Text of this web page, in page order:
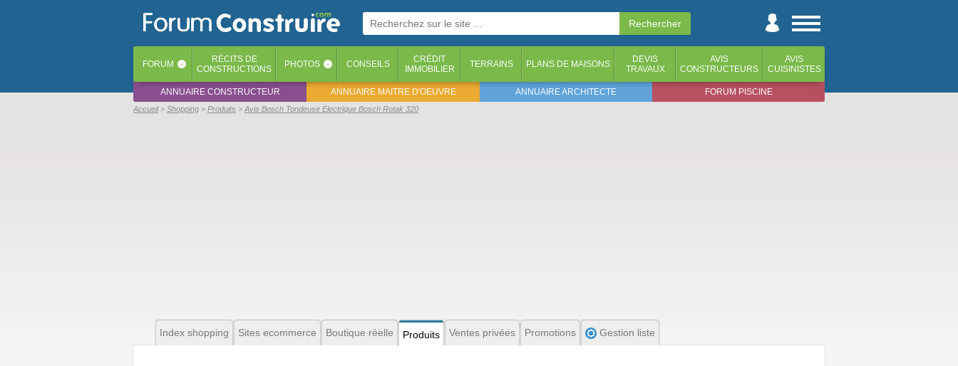
FORUM ‹ RÉCITS DE
CONSTRUCTIONS
PHOTOS ‹ CONSEILS
CRÉDIT
IMMOBILIER
TERRAINS PLANS DE MAISONS
DEVIS
TRAVAUX
AVIS
CONSTRUCTEURS
AVIS
CUISINISTES
ANNUAIRE CONSTRUCTEUR ANNUAIRE MAITRE D'OEUVRE ANNUAIRE ARCHITECTE FORUM PISCINE
Accueil Shopping Produits Avis Bosch Tondeuse Electrique Bosch Rotak 320
Index shopping Sites ecommerce Boutique réelle Produits Ventes privées Promotions Gestion liste